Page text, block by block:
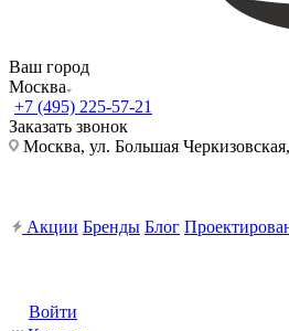
Ваш город
Москва
+7 (495) 225-57-21
Заказать звонок
Москва, ул. Большая
Акции Бренды Блог
Войти